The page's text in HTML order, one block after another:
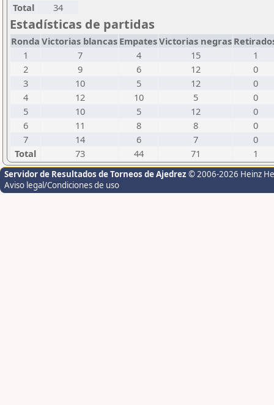
Total
34
Estadísticas de partidas
Ronda Victorias blancas EmpatesVictorias negras
1
7 4 15
1
2
9 6 12
0
3
10 5 12
0
4
12 10 5
0
5
10 5 12
0
6
11 8 8
0
7
14 6 7
0
Total
73 44 71 1
Servidor de Resultados de Torneos de Ajedrez © 2006-2026 Heinz
Aviso legal/Condiciones de uso